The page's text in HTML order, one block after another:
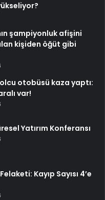
şampiyonluk afişini
kişiden öğüt gibi
otobüsü kaza yaptı:
var!
Yatırım Konferansı
Kayıp Sayısı 4’e